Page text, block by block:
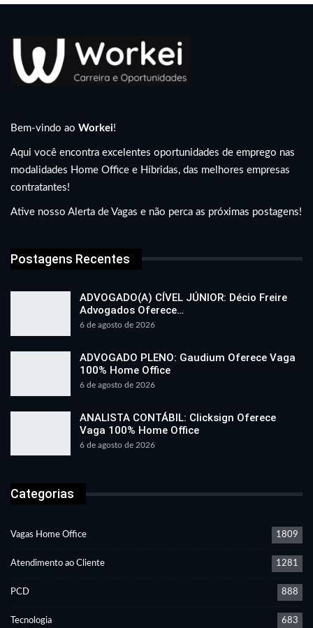
Bem-vindo ao Workei!
Aqui você encontra excelentes oportunidades de emprego nas
modalidades Home Office e Híbridas, das melhores empresas
contratantes!
Ative nosso Alerta de Vagas e não perca as próximas postagens!
Postagens Recentes
ADVOGADO(A) CÍVEL JÚNIOR: Décio Freire
Advogados Oferece…
6 de agosto de 2026
ADVOGADO PLENO: Gaudium Oferece Vaga
100% Home Office
6 de agosto de 2026
ANALISTA CONTÁBIL: Clicksign Oferece
Vaga 100% Home Office
6 de agosto de 2026
Categorias
Vagas Home Office 1809
Atendimento ao Cliente 1281
PCD 888
Tecnologia 683